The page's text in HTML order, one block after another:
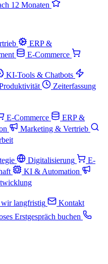
12 Monaten
ERP &
E-Commerce
KI-Tools & Chatbots
Zeiterfassung
E-Commerce
ERP &
Marketing & Vertrieb
Digitalisierung
E-
KI & Automation
wir langfristig
Kontakt
Erstgespräch buchen